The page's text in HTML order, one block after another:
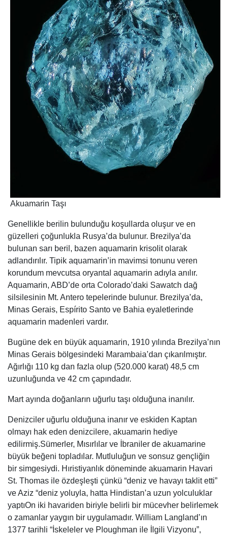
Akuamarin Taşı
Genellikle berilin bulunduğu koşullarda oluşur ve en
güzelleri çoğunlukla Rusya’da bulunur. Brezilya’da
bulunan sarı beril, bazen aquamarin krisolit olarak
adlandırılır. Tipik aquamarin’in mavimsi tonunu veren
korundum mevcutsa oryantal aquamarin adıyla anılır.
Aquamarin, ABD’de orta Colorado’daki Sawatch dağ
silsilesinin Mt. Antero tepelerinde bulunur. Brezilya’da,
Minas Gerais, Espírito Santo ve Bahia eyaletlerinde
aquamarin madenleri vardır.
Bugüne dek en büyük aquamarin, 1910 yılında Brezilya’nın
Minas Gerais bölgesindeki Marambaia’dan çıkarılmıştır.
Ağırlığı 110 kg dan fazla olup (520.000 karat) 48,5 cm
uzunluğunda ve 42 cm çapındadır.
Mart ayında doğanların uğurlu taşı olduğuna inanılır.
Denizciler uğurlu olduğuna inanır ve eskiden Kaptan
olmayı hak eden denizcilere, akuamarin hediye
edilirmiş.Sümerler, Mısırlılar ve İbraniler de akuamarine
büyük beğeni topladılar. Mutluluğun ve sonsuz gençliğin
bir simgesiydi. Hıristiyanlık döneminde akuamarin Havari
St. Thomas ile özdeşleşti çünkü “deniz ve havayı taklit etti”
ve Aziz “deniz yoluyla, hatta Hindistan’a uzun yolculuklar
yaptıOn iki havariden biriyle belirli bir mücevher belirlemek
o zamanlar yaygın bir uygulamadır. William Langland’ın
1377 tarihli “İskeleler ve Ploughman ile İlgili Vizyonu”,